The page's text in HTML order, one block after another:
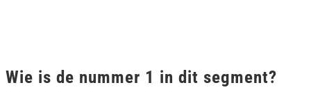
Wie is de nummer 1 in dit segment?